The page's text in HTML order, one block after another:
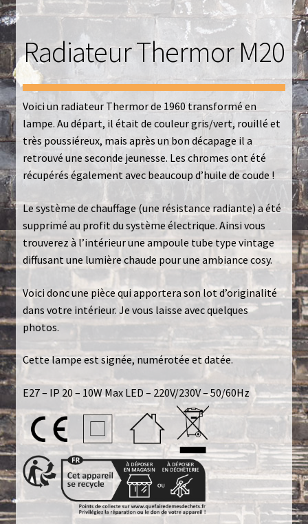
Mentions Légales
Mon compte
Nautilus – Tome 1 – Les Machines Fondatrices
Nautilus – Tome 2 – Les Artefacts Retrouvés
Office
Panier
Pliant
Politique de confidentialité
Toutes les lampes
Radiateur Thermor M20
Voici un radiateur Thermor de 1960 transformé en
lampe. Au départ, il était de couleur gris/vert, rouillé et
très poussiéreux, mais après un bon décapage il a
retrouvé une seconde jeunesse. Les chromes ont été
récupérés également avec beaucoup d’huile de coude !
Le système de chauffage (une résistance radiante) a été
supprimé au profit du système électrique. Ainsi vous
trouverez à l’intérieur une ampoule tube type vintage
diffusant une lumière chaude pour une ambiance cosy.
Voici donc une pièce qui apportera son lot d’originalité
dans votre intérieur. Je vous laisse avec quelques
photos.
Cette lampe est signée, numérotée et datée.
E27 – IP 20 – 10W Max LED – 220V/230V – 50/60Hz